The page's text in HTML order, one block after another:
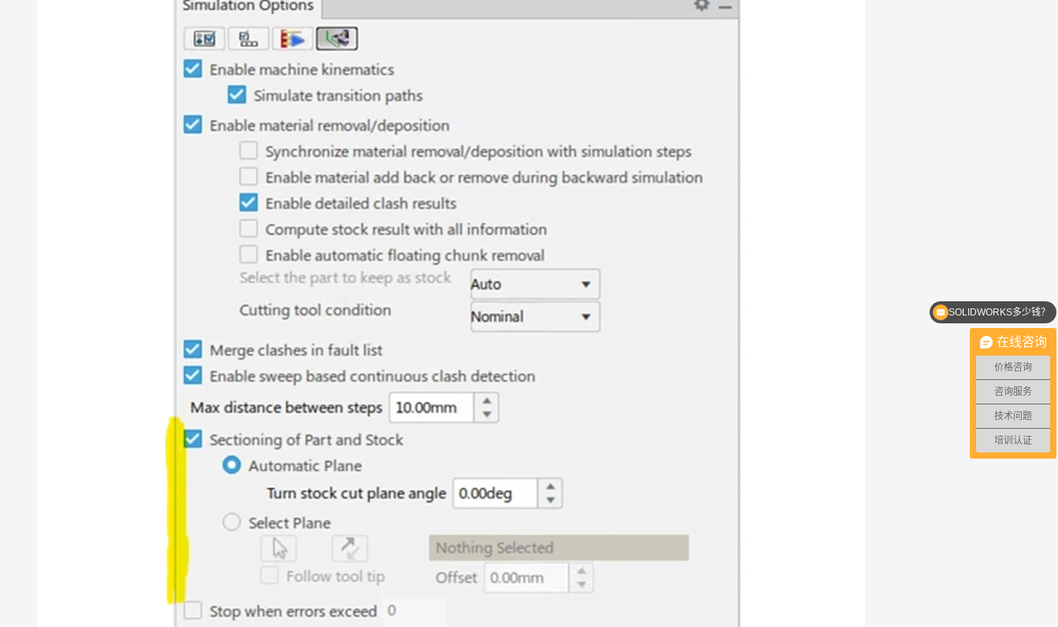
在线咨询
价格咨询
咨询服务
技术问题
培训认证
SOLIDWORKS多少钱？